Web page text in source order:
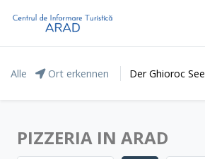
Alle Ort erkennen Der Ghioroc See
PIZZERIA IN ARAD